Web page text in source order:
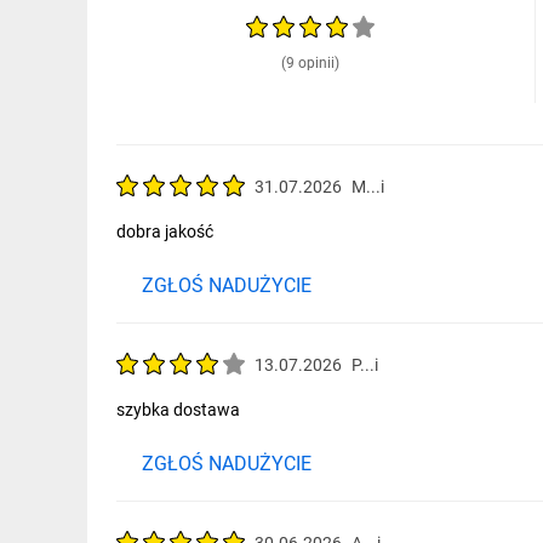
(9 opinii)
31.07.2026 M...i
dobra jakość
ZGŁOŚ NADUŻYCIE
13.07.2026 P...i
szybka dostawa
ZGŁOŚ NADUŻYCIE